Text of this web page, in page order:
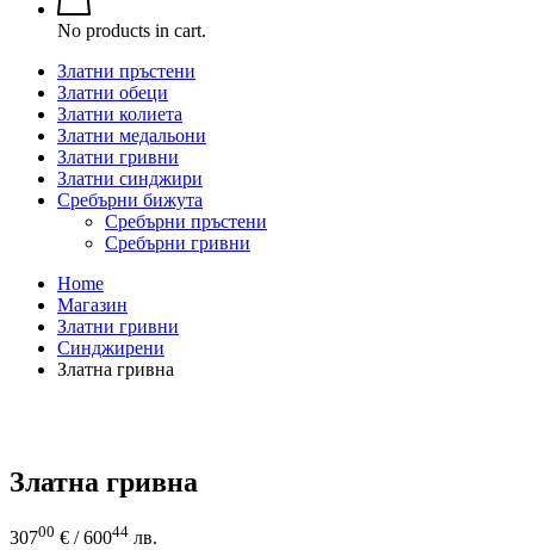
No products in cart.
Златни пръстени
Златни обеци
Златни колиета
Златни медальони
Златни гривни
Златни синджири
Сребърни бижута
Сребърни пръстени
Сребърни гривни
Home
Магазин
Златни гривни
Синджирени
Златна гривна
Златна гривна
30700 € / 60044 лв.